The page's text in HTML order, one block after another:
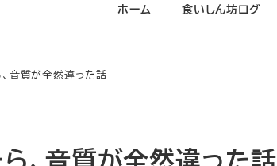
ホーム 食いしん坊ログ
音質が全然違った話